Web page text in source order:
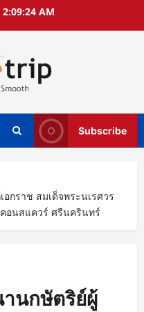
2:09:25 AM
Subscribe
กราช สมเด็จพระนเรศวร
อนสแควร์ ศรีนครินทร์
นกษัตริย์ผู้